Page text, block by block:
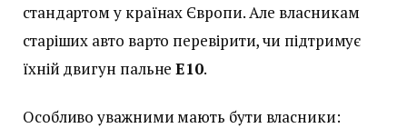
стандартом у країнах Європи. Але власникам
старіших авто варто перевірити, чи підтримує
їхній двигун пальнеE10.
Особливо уважними мають бути власники: